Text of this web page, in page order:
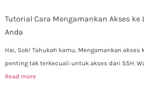
Tutorial Cara Mengamankan Akses ke
Anda
Hai, Sob! Tahukah kamu, Mengamankan akses
penting tak terkecuali untuk akses dari SSH.
Read more